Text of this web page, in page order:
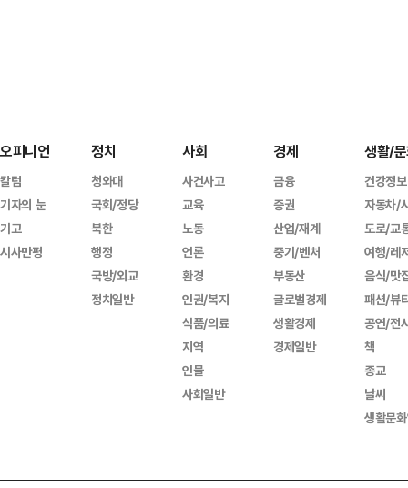
오피니언
칼럼
기자의 눈
기고
시사만평
정치
청와대
국회/정당
북한
행정
국방/외교
정치일반
사회
사건사고
교육
노동
언론
환경
인권/복지
식품/의료
지역
인물
사회일반
경제
금융
증권
산업/재계
중기/벤처
부동산
글로벌경제
생활경제
경제일반
생활/
건강정보
자동차/
도로/교
여행/레
음식/맛
패션/뷰
공연/전
책
종교
날씨
생활문